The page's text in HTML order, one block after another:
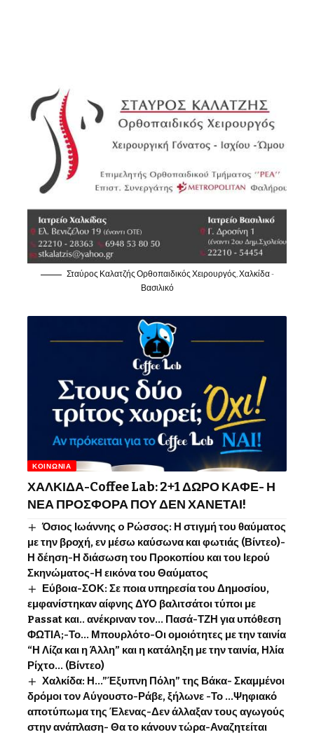
Σταύρος Καλατζής Ορθοπαιδικός Χειρουργός, Χαλκίδα -
Βασιλικό
ΚΟΙΝΩΝΊΑ
ΧΑΛΚΙΔΑ-Coffee Lab: 2+1 ΔΩΡΟ ΚΑΦΕ- Η
ΝΕΑ ΠΡΟΣΦΟΡΑ ΠΟΥ ΔΕΝ ΧΑΝΕΤΑΙ!
Όσιος Ιωάννης o Ρώσσος: Η στιγμή του θαύματος
με την βροχή, εν μέσω καύσωνα και φωτιάς (Βίντεο)-
Η δέηση-Η διάσωση του Προκοπίου και του Ιερού
Σκηνώματος-Η εικόνα του Θαύματος
Εύβοια-ΣΟΚ: Σε ποια υπηρεσία του Δημοσίου,
εμφανίστηκαν αίφνης ΔΥΟ βαλιτσάτοι τύποι με
Passat και.. ανέκριναν τον… Πασά-ΤΖΗ για υπόθεση
ΦΩΤΙΑ;-Το… Μπουρλότο-Οι ομοιότητες με την ταινία
“Η Λίζα και η Άλλη” και η κατάληξη με την ταινία, Ηλία
Ρίχτο… (Βίντεο)
Χαλκίδα: Η…”Έξυπνη Πόλη” της Βάκα- Σκαμμένοι
δρόμοι τον Αύγουστο-Ράβε, ξήλωνε -Το …Ψηφιακό
αποτύπωμα της Έλενας-Δεν άλλαξαν τους αγωγούς
στην ανάπλαση- Θα το κάνουν τώρα-Αναζητείται